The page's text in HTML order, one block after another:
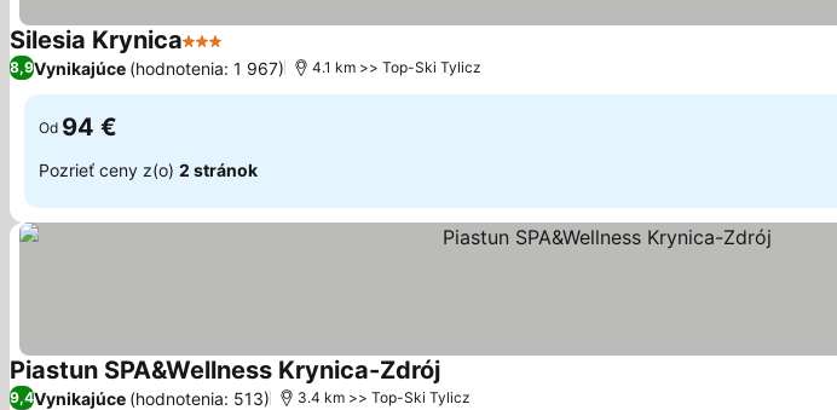
Silesia Krynica3 Počet hviezdičiek
Zobraziť ceny
8,9Vynikajúce (hodnotenia: 1 967) 4.1 km >> Top-Ski Tylicz
Od 94 €
Pozrieť ceny z(o) 2 stránok
Piastun SPA&Wellness Krynica-ZdrójZobraziť ceny
9,4Vynikajúce (hodnotenia: 513) 3.4 km >> Top-Ski Tylicz